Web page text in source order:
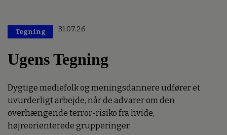
Tegning 31.07.26
Ugens Tegning
Dygtige mediefolk og meningsdannere udfører et
uvurderligt arbejde, når de advarer om den
overhængende terror-risiko fra hvide,
højreorienterede grupperinger.